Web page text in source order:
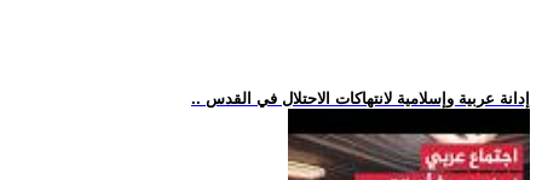
.. إدانة عربية وإسلامية لانتهاكات الاحتلال في القدس